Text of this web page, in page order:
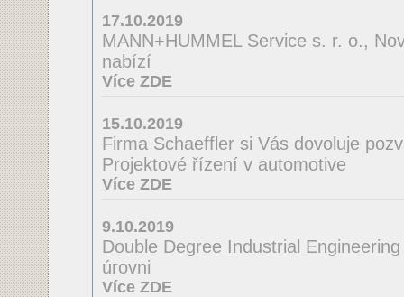
17.10.2019
MANN+HUMMEL Service s. r. o.,
nabízí
Více ZDE
15.10.2019
Firma Schaeffler si Vás dovoluje
Projektové řízení v automotive
Více ZDE
9.10.2019
Double Degree Industrial
úrovni
Více ZDE